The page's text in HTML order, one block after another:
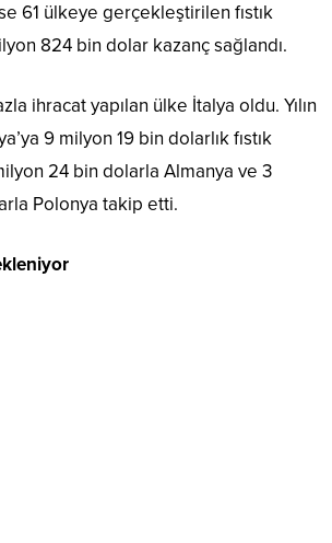
61 ülkeye gerçekleştirilen fıstık
824 bin dolar kazanç sağlandı.
ihracat yapılan ülke İtalya oldu. Yılın
9 milyon 19 bin dolarlık fıstık
24 bin dolarla Almanya ve 3
Polonya takip etti.